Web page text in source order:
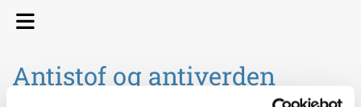
Antistof og antiverden